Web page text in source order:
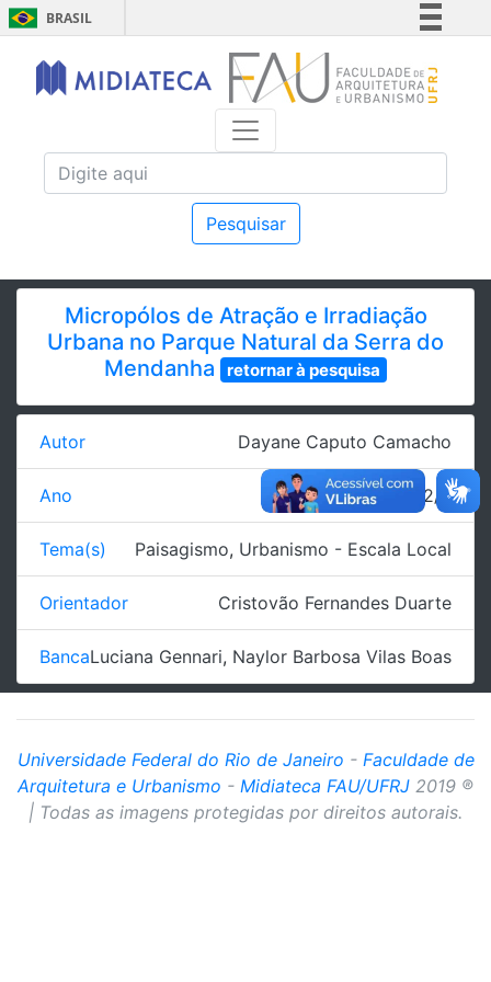
BRASIL
Simplifique!
Comunica BR
Acesso à informação
Pesquisar
Micropólos de Atração e Irradiação
Urbana no Parque Natural da Serra do
Mendanha
retornar à pesquisa
Autor Dayane Caputo Camacho
Ano 2012/2
Tema(s) Paisagismo, Urbanismo - Escala Local
Orientador Cristovão Fernandes Duarte
BancaLuciana Gennari, Naylor Barbosa Vilas Boas
Universidade Federal do Rio de Janeiro - Faculdade de
Arquitetura e Urbanismo - Midiateca FAU/UFRJ 2019 ®
| Todas as imagens protegidas por direitos autorais.